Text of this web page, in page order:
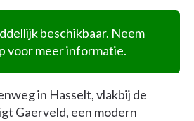
beschikbaar. Neem
voor meer informatie.
in Hasselt, vlakbij de
Gaerveld, een modern